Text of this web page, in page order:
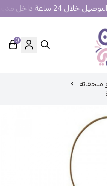
خلال 24 ساعة داخل مدينة حائل.
0
ملحقاته